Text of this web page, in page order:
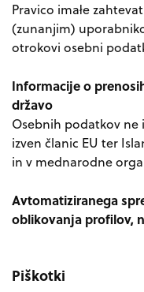
Pravico imałe
(zunanjim)
otrokovi osebni
Informacije o
državo
Osebnih podatkov ne
izven članic EU ter
in v mednarodne
Avtomatiziranega
oblikovanja profilov,
Piškotki